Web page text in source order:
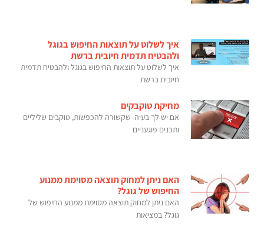
איך לשלוט על תוצאות החיפוש בגוגל
ולהבטיח תדמית חיובית ברשת
איך לשלוט על תוצאות החיפוש בגוגל ולהבטיח תדמית
חיובית ברשת
מחיקת טוקבקים
אם יש לך בעיה שקשורה להכפשות, טוקבים שליליים
ותכנים פוגעניים
האם ניתן למחוק תוצאה מסוימת ממנוע
החיפוש של גוגל?
האם ניתן למחוק תוצאה מסוימת ממנוע החיפוש של
גוגל? במציאות